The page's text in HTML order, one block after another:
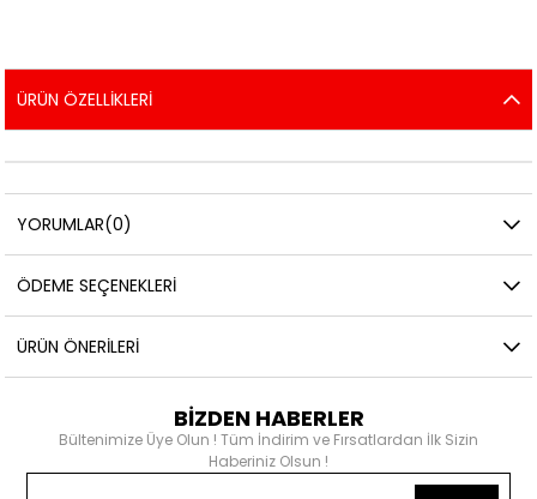
ÜRÜN ÖZELLIKLERI
YORUMLAR(0)
ÖDEME SEÇENEKLERI
ÜRÜN ÖNERILERI
BİZDEN HABERLER
Bültenimize Üye Olun ! Tüm İndirim ve Fırsatlardan İlk Sizin
Haberiniz Olsun !